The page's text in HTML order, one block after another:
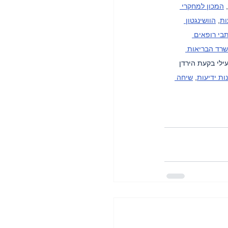
, המכון למחקרי
, הוושינגטון
רופאים
הבריאות
בקעת הירדן
ידיעות, שיחה